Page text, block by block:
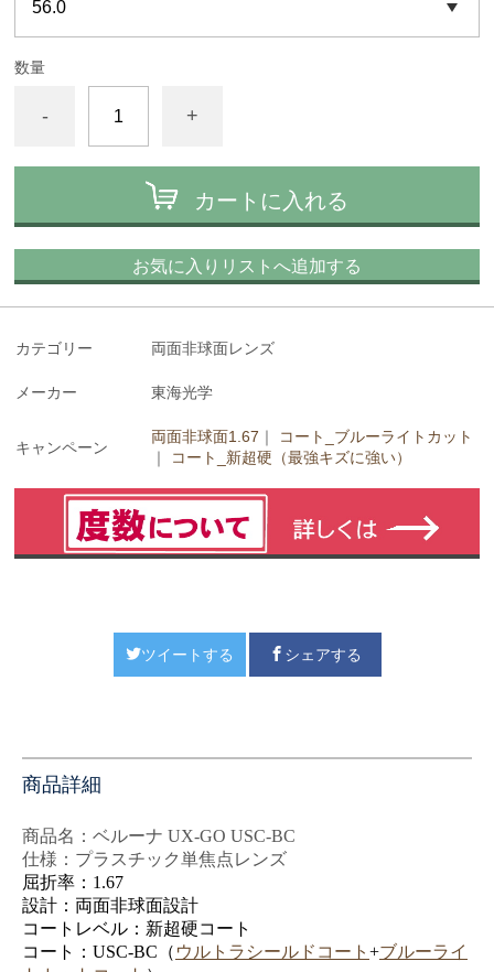
数量
- +
カートに入れる
お気に入りリストへ追加する
カテゴリー 両面非球面レンズ
メーカー 東海光学
キャンペーン
両面非球面1.67 ｜
コート_ブルーライトカット
｜
コート_新超硬（最強キズに強い）
ツイートする シェアする
商品詳細
商品名： ベルーナ UX-GO USC-BC
仕様：プラスチック単焦点レンズ
屈折率：1.67
設計：両面非球面設計
コートレベル：新超硬コート
コート：USC-BC（ ウルトラシールドコート +ブルーライ